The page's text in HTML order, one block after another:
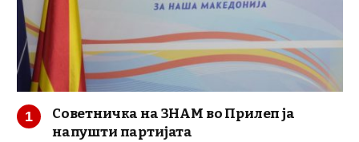
Советничка на ЗНАМ во Прилеп ја
напушти партијата